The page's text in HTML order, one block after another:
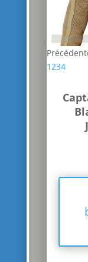
1234